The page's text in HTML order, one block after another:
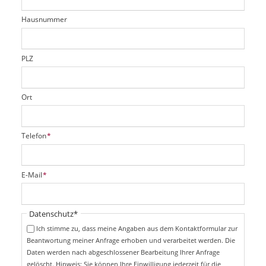
r
d
t
f
e
d
Hausnummer
PLZ
Ort
P
f
i
c
t
f
Telefon*
P
f
i
E-Mail*
Pflichtfeld
Datenschutz*
Ich stimme zu, dass meine Angaben aus dem Kontaktformular zur
Beantwortung meiner Anfrage erhoben und verarbeitet werden. Die
Daten werden nach abgeschlossener Bearbeitung Ihrer Anfrage
gelöscht. Hinweis: Sie können Ihre Einwilligung jederzeit für die